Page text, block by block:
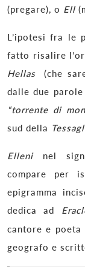
(pregare), o Ell
L’ipotesi fra le
fatto risalire
Hellas (che
dalle due parole
“torrente di
sud della
Elleninel
compare per
epigramma
dedica ad
cantore e
geografo e